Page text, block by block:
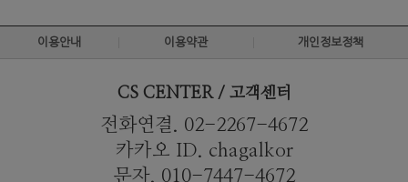
이용안내 이용약관 개인정보정책
CS CENTER / 고객센터
전화연결. 02-2267-4672
카카오 ID. chagalkor
문자. 010-7447-4672